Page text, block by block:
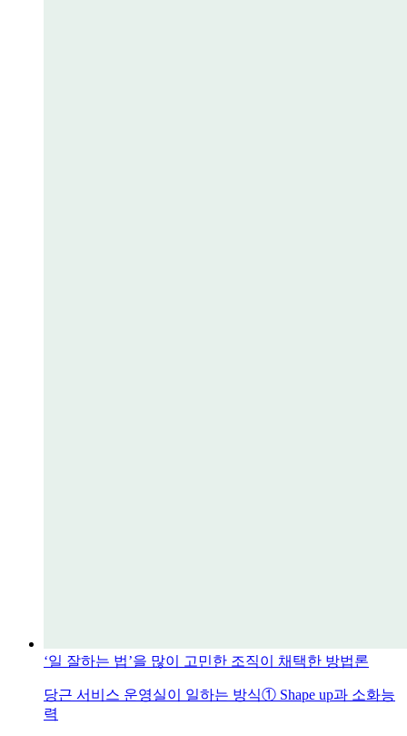
‘일 잘하는 법’을 많이 고민한 조직이 채택한 방법론
당근 서비스 운영실이 일하는 방식① Shape up과 소화능
력